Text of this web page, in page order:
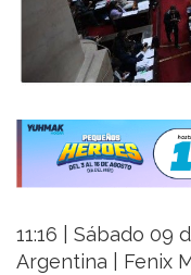
11:16 | Sábado 09
Argentina | Fenix